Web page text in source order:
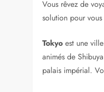
27 septembre 2023